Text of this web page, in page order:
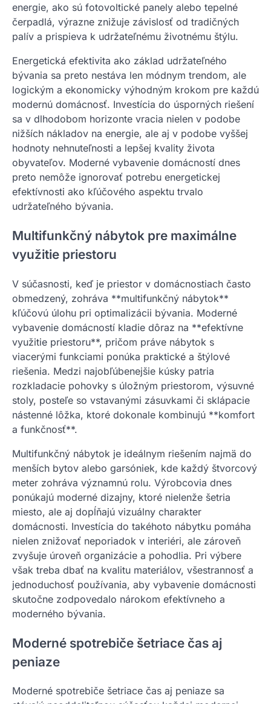
energie, ako sú fotovoltické panely alebo tepelné
čerpadlá, výrazne znižuje závislosť od tradičných
palív a prispieva k udržateľnému životnému štýlu.
Energetická efektivita ako základ udržateľného
bývania sa preto nestáva len módnym trendom, ale
logickým a ekonomicky výhodným krokom pre každú
modernú domácnosť. Investícia do úsporných riešení
sa v dlhodobom horizonte vracia nielen v podobe
nižších nákladov na energie, ale aj v podobe vyššej
hodnoty nehnuteľnosti a lepšej kvality života
obyvateľov. Moderné vybavenie domácností dnes
preto nemôže ignorovať potrebu energetickej
efektívnosti ako kľúčového aspektu trvalo
udržateľného bývania.
Multifunkčný nábytok pre maximálne
využitie priestoru
V súčasnosti, keď je priestor v domácnostiach často
obmedzený, zohráva **multifunkčný nábytok**
kľúčovú úlohu pri optimalizácii bývania. Moderné
vybavenie domácností kladie dôraz na **efektívne
využitie priestoru**, pričom práve nábytok s
viacerými funkciami ponúka praktické a štýlové
riešenia. Medzi najobľúbenejšie kúsky patria
rozkladacie pohovky s úložným priestorom, výsuvné
stoly, posteľe so vstavanými zásuvkami či sklápacie
nástenné lôžka, ktoré dokonale kombinujú **komfort
a funkčnosť**.
Multifunkčný nábytok je ideálnym riešením najmä do
menších bytov alebo garsóniek, kde každý štvorcový
meter zohráva významnú rolu. Výrobcovia dnes
ponúkajú moderné dizajny, ktoré nielenže šetria
miesto, ale aj dopĺňajú vizuálny charakter
domácnosti. Investícia do takéhoto nábytku pomáha
nielen znižovať neporiadok v interiéri, ale zároveň
zvyšuje úroveň organizácie a pohodlia. Pri výbere
však treba dbať na kvalitu materiálov, všestrannosť a
jednoduchosť používania, aby vybavenie domácnosti
skutočne zodpovedalo nárokom efektívneho a
moderného bývania.
Moderné spotrebiče šetriace čas aj
peniaze
Moderné spotrebiče šetriace čas aj peniaze sa